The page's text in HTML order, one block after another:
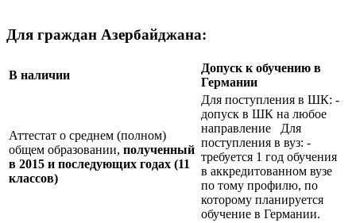
Для граждан Азербайджана:
В наличии
Допуск к обучению в
Германии
Аттестат о среднем (полном)
общем образовании, полученный
в 2015 и последующих годах (11
классов)
Для поступления в ШК: -
допуск в ШК на любое
направление Для
поступления в вуз: -
требуется 1 год обучения
в аккредитованном вузе
по тому профилю, по
которому планируется
обучение в Германии.